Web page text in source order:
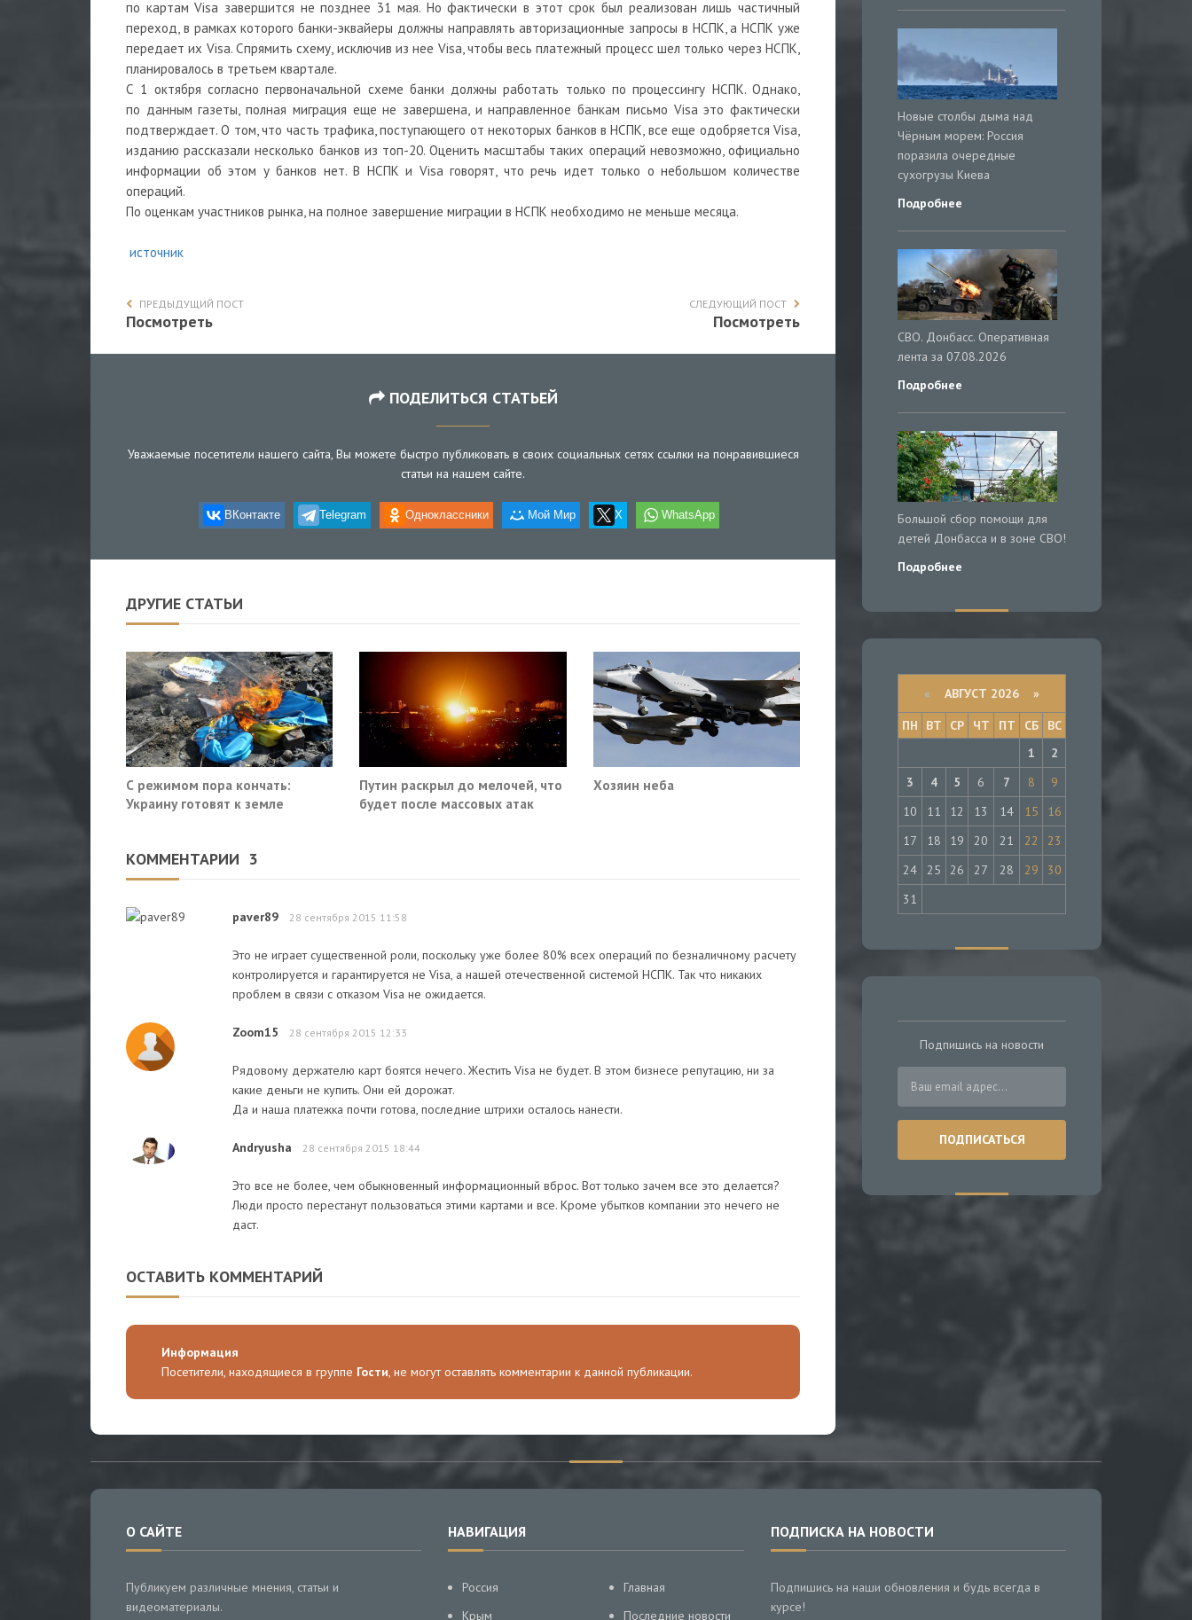
по картам Visa завершится не позднее 31 мая. Но фактически в этот срок был реализован лишь частичный
переход, в рамках которого банки-эквайеры должны направлять авторизационные запросы в НСПК, а НСПК уже
передает их Visa. Спрямить схему, исключив из нее Visa, чтобы весь платежный процесс шел только через НСПК,
планировалось в третьем квартале.
С 1 октября согласно первоначальной схеме банки должны работать только по процессингу НСПК. Однако,
по данным газеты, полная миграция еще не завершена, и направленное банкам письмо Visa это фактически
подтверждает. О том, что часть трафика, поступающего от некоторых банков в НСПК, все еще одобряется Visa,
изданию рассказали несколько банков из топ-20. Оценить масштабы таких операций невозможно, официально
информации об этом у банков нет. В НСПК и Visa говорят, что речь идет только о небольшом количестве
операций.
По оценкам участников рынка, на полное завершение миграции в НСПК необходимо не меньше месяца.
источник
ПРЕДЫДУЩИЙ ПОСТ
Посмотреть
СЛЕДУЮЩИЙ ПОСТ
Посмотреть
ПОДЕЛИТЬСЯ СТАТЬЕЙ
Уважаемые посетители нашего сайта, Вы можете быстро публиковать в своих социальных сетях ссылки на понравившиеся
статьи на нашем сайте.
ВКонтакте Telegram Одноклассники Мой Мир X WhatsApp
ДРУГИЕ СТАТЬИ
С режимом пора кончать:
Украину готовят к земле
Путин раскрыл до мелочей, что
будет после массовых атак
Хозяин неба
КОММЕНТАРИИ 3
paver89 28 сентября 2015 11:58
Это не играет существенной роли, поскольку уже более 80% всех операций по безналичному расчету
контролируется и гарантируется не Visa, а нашей отечественной системой НСПК. Так что никаких
проблем в связи с отказом Visa не ожидается.
Zoom15 28 сентября 2015 12:33
Рядовому держателю карт боятся нечего. Жестить Visa не будет. В этом бизнесе репутацию, ни за
какие деньги не купить. Они ей дорожат.
Да и наша платежка почти готова, последние штрихи осталось нанести.
Andryusha 28 сентября 2015 18:44
Это все не более, чем обыкновенный информационный вброс. Вот только зачем все это делается?
Люди просто перестанут пользоваться этими картами и все. Кроме убытков компании это нечего не
даст.
ОСТАВИТЬ КОММЕНТАРИЙ
Информация
Посетители, находящиеся в группе Гости, не могут оставлять комментарии к данной публикации.
Новые столбы дыма над
Чёрным морем: Россия
поразила очередные
сухогрузы Киева
Подробнее
СВО. Донбасс. Оперативная
лента за 07.08.2026
Подробнее
Большой сбор помощи для
детей Донбасса и в зоне СВО!
Подробнее
« АВГУСТ 2026 »
ПН
ВТ СР ЧТ ПТ СБ
ВС
1
2
3
4 5 6 7 8
9
10
11 12 13 14 15
16
17
18 19 20 21 22
23
24
25 26 27 28 29
30
31
Подпишись на новости
О САЙТЕ
Публикуем различные мнения, статьи и
видеоматериалы.
НАВИГАЦИЯ
Россия
Крым
Главная
Последние новости
ПОДПИСКА НА НОВОСТИ
Подпишись на наши обновления и будь всегда в
курсе!